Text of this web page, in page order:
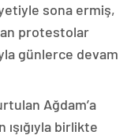
sona ermiş,
protestolar
günlerce devam
Ağdam’a
birlikte